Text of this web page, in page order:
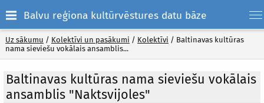
Balvu reģiona kultūrvēstures datu bāze
Uz sākumu / Kolektīvi un pasākumi / Kolektīvi / Baltinavas kultūras
nama sieviešu vokālais ansamblis...
Baltinavas kultūras nama sieviešu vokālais
ansamblis "Naktsvijoles"